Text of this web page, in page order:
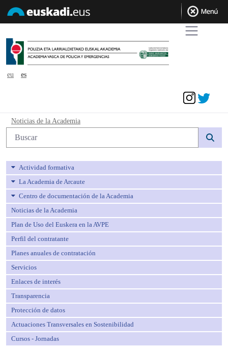
eu
es
Noticias de la Academia - avpe
Noticias de la Academia
Búsqueda web
Actividad formativa
La Academia de Arcaute
Centro de documentación de la Academia
Noticias de la Academia
Plan de Uso del Euskera en la AVPE
Perfil del contratante
Planes anuales de contratación
Servicios
Enlaces de interés
Transparencia
Protección de datos
Actuaciones Transversales en Sostenibilidad
Cursos - Jornadas